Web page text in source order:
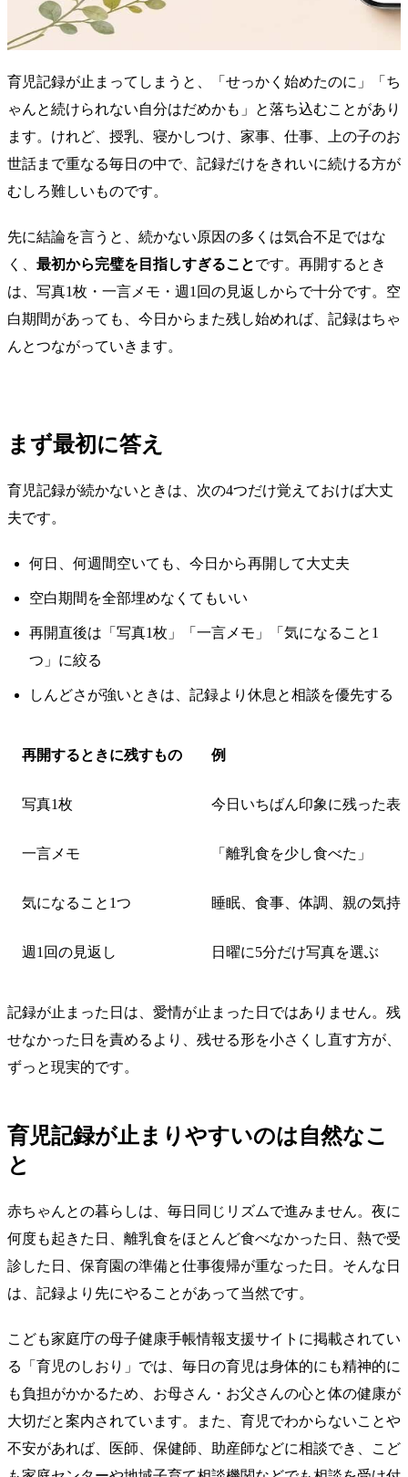
育児記録が止まってしまうと、「せっかく始めたのに」「ち
ゃんと続けられない自分はだめかも」と落ち込むことがあり
ます。けれど、授乳、寝かしつけ、家事、仕事、上の子のお
世話まで重なる毎日の中で、記録だけをきれいに続ける方が
むしろ難しいものです。
先に結論を言うと、続かない原因の多くは気合不足ではな
く、 最初から完璧を目指しすぎることです。再開するとき
は、写真1枚・一言メモ・週1回の見返しからで十分です。空
白期間があっても、今日からまた残し始めれば、記録はちゃ
んとつながっていきます。
まず最初に答え
育児記録が続かないときは、次の4つだけ覚えておけば大丈
夫です。
何日、何週間空いても、今日から再開して大丈夫
空白期間を全部埋めなくてもいい
再開直後は「写真1枚」「一言メモ」「気になること1
つ」に絞る
しんどさが強いときは、記録より休息と相談を優先する
再開するときに残すもの 例
写真1枚 今日いちばん印象に残った表
一言メモ 「離乳食を少し食べた」
気になること1つ 睡眠、食事、体調、親の気持
週1回の見返し 日曜に5分だけ写真を選ぶ
記録が止まった日は、愛情が止まった日ではありません。残
せなかった日を責めるより、残せる形を小さくし直す方が、
ずっと現実的です。
育児記録が止まりやすいのは自然なこ
と
赤ちゃんとの暮らしは、毎日同じリズムで進みません。夜に
何度も起きた日、離乳食をほとんど食べなかった日、熱で受
診した日、保育園の準備と仕事復帰が重なった日。そんな日
は、記録より先にやることがあって当然です。
こども家庭庁の母子健康手帳情報支援サイトに掲載されてい
る「育児のしおり」では、毎日の育児は身体的にも精神的に
も負担がかかるため、お母さん・お父さんの心と体の健康が
大切だと案内されています。また、育児でわからないことや
不安があれば、医師、保健師、助産師などに相談でき、こど